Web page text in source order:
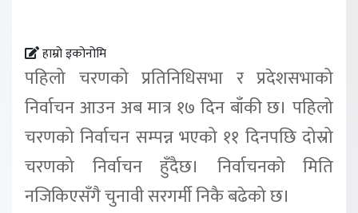
हाम्रो इकोनोमि
पहिलो चरणको प्रतिनिधिसभा र प्रदेशसभाको
निर्वाचन आउन अब मात्र १७ दिन बाँकी छ। पहिलो
चरणको निर्वाचन सम्पन्न भएको ११ दिनपछि दोस्रो
चरणको निर्वाचन हुँदैछ। निर्वाचनको मिति
नजिकिएसँगै चुनावी सरगर्मी निकै बढेको छ।